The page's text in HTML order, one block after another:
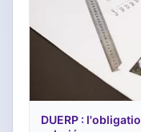
DUERP :